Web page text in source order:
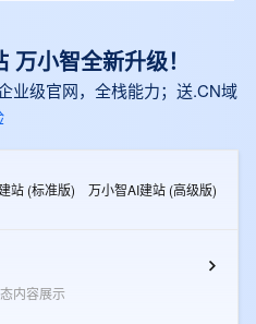
小智全新升级！
业级官网，全栈能力；送.CN域
站 (标准版) 万小智AI建站 (高级版)
内容展示